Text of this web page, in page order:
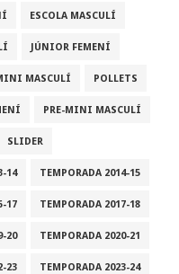
ESCOLA MASCULÍ
JÚNIOR FEMENÍ
MASCULÍ POLLETS
PRE-MINI MASCULÍ
SLIDER
14 TEMPORADA 2014-15
17 TEMPORADA 2017-18
20 TEMPORADA 2020-21
23 TEMPORADA 2023-24